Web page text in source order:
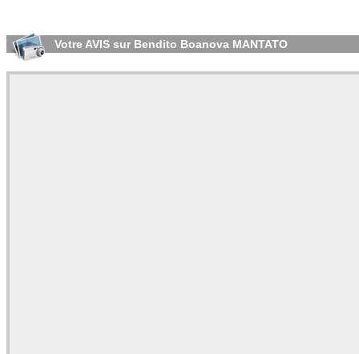
Votre AVIS sur Bendito Boanova MANTATO